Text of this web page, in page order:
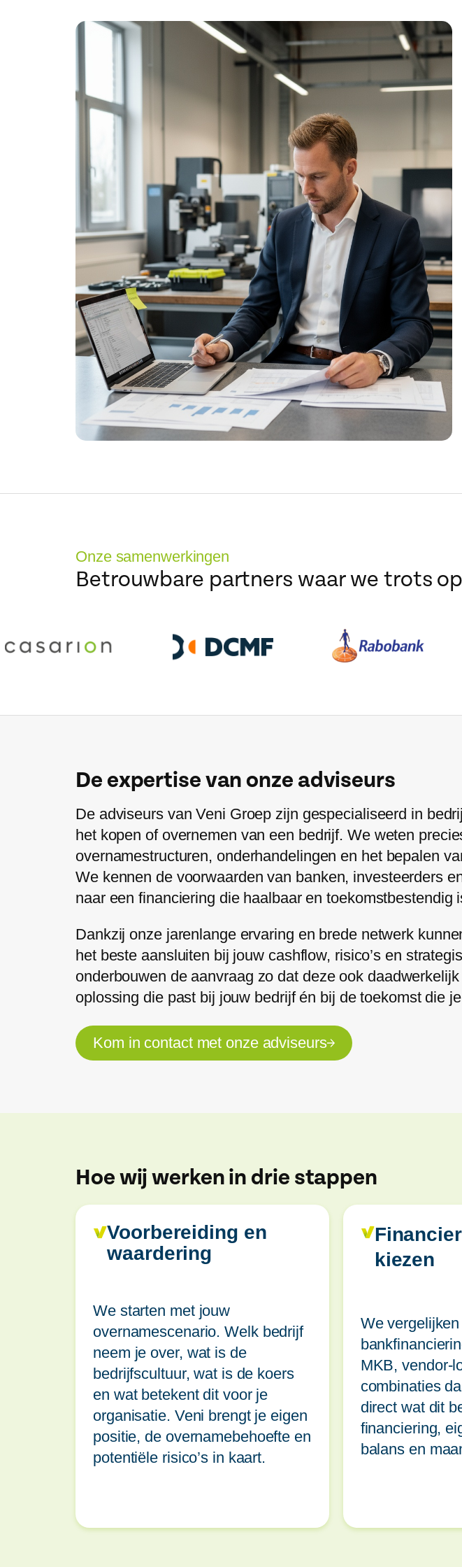
Onze samenwerkingen
Betrouwbare partners waar we trots
De expertise van onze adviseurs
De adviseurs van Veni Groep zijn gespecialiseerd in
het kopen of overnemen van een bedrijf. We weten
overnamestructuren, onderhandelingen en het bepalen
We kennen de voorwaarden van banken, investeerders
naar een financiering die haalbaar en toekomstbestendig
Dankzij onze jarenlange ervaring en brede netwerk
het beste aansluiten bij jouw cashflow, risico’s en
onderbouwen de aanvraag zo dat deze ook
oplossing die past bij jouw bedrijf én bij de toekomst die
Kom in contact met onze adviseurs
Hoe wij werken in drie stappen
Voorbereiding en
waardering
We starten met jouw
overnamescenario. Welk bedrijf
neem je over, wat is de
bedrijfscultuur, wat is de koers
en wat betekent dit voor je
organisatie. Veni brengt je eigen
positie, de overnamebehoefte en
potentiële risico’s in kaart.
kiezen
We
MKB, vendor-
combinaties
direct wat dit
financiering,
balans en